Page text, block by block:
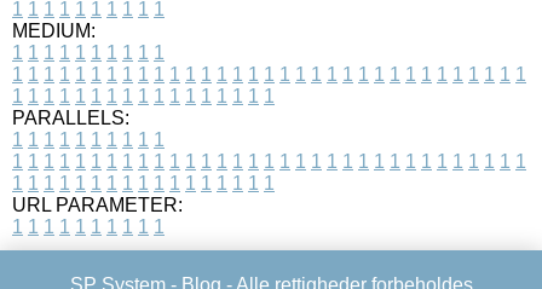
1 1 1 1 1 1 1 1 1 1
MEDIUM:
1 1 1 1 1 1 1 1 1 1
1 1 1 1 1 1 1 1 1 1 1 1 1 1 1 1 1 1 1 1 1 1 1 1 1 1 1 1 1 1 1 1 1
1 1 1 1 1 1 1 1 1 1 1 1 1 1 1 1 1
PARALLELS:
1 1 1 1 1 1 1 1 1 1
1 1 1 1 1 1 1 1 1 1 1 1 1 1 1 1 1 1 1 1 1 1 1 1 1 1 1 1 1 1 1 1 1
1 1 1 1 1 1 1 1 1 1 1 1 1 1 1 1 1
URL PARAMETER:
1 1 1 1 1 1 1 1 1 1
SP System - Blog - Alle rettigheder forbeholdes